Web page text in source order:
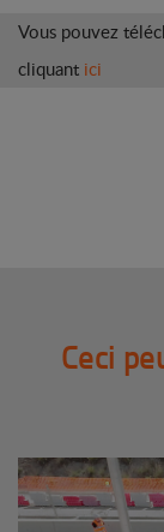
Vous pouvez
cliquant ici
Ceci